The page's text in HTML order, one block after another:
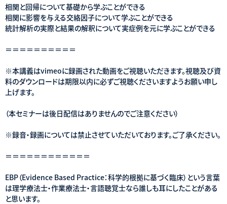
相関と回帰について基礎から学ぶことができる
相関に影響を与える交絡因子について学ぶことができる
統計解析の実際と結果の解釈について実症例を元に学ぶことができる
＝＝＝＝＝＝＝＝＝＝
※本講義はvimeoに録画された動画をご視聴いただきます。視聴及び資
料のダウンロードは期限以内に必ずご視聴くださいますようお願い申し
上げます。
（本セミナーは後日配信はありませんのでご注意ください）
※録音・録画については禁止させていただいております。ご了承ください。
＝＝＝＝＝＝＝＝＝＝＝＝
EBP（Evidence Based Practice：科学的根拠に基づく臨床）という言葉
は理学療法士・作業療法士・言語聴覚士なら誰しも耳にしたことがある
と思います。